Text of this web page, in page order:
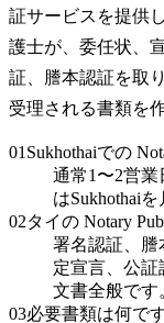
証サービスを提供
護士が、委任状、
証、謄本認証を取
受理される書類を
01 Sukhothaiでの
通常1〜2営
はSukhothai
02タイの Notary
署名認証、謄
定宣言、公
文書全般です
03必要書類は何で